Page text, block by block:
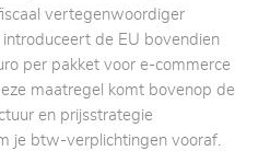
vertegenwoordiger
de EU bovendien
per pakket voor e-commerce
maatregel komt bovenop de
en prijsstrategie
je btw-verplichtingen vooraf.